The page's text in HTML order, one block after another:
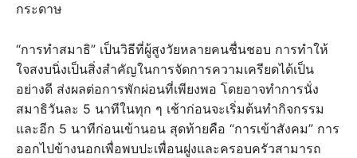
กระดาษ
“การทำสมาธิ” เป็นวิธีที่ผู้สูงวัยหลายคนชื่นชอบ การทำให้
ใจสงบนิ่งเป็นสิ่งสำคัญในการจัดการความเครียดได้เป็น
อย่างดี ส่งผลต่อการพักผ่อนที่เพียงพอ โดยอาจทำการนั่ง
สมาธิวันละ 5 นาทีในทุก ๆ เช้าก่อนจะเริ่มต้นทำกิจกรรม
และอีก 5 นาทีก่อนเข้านอน สุดท้ายคือ “การเข้าสังคม” การ
ออกไปข้างนอกเพื่อพบปะเพื่อนฝูงและครอบครัวสามารถ